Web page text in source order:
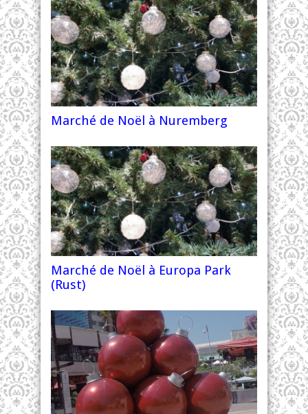
Marché de Noël à Nuremberg
Marché de Noël à Europa Park
(Rust)